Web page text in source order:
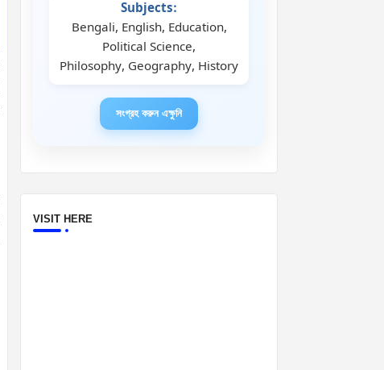
Subjects:
Bengali, English, Education,
Political Science,
Philosophy, Geography, History
সংগ্রহ করুন এক্ষুনি
VISIT HERE